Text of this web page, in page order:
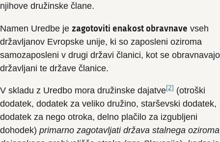
njihove družinske člane.
Namen Uredbe je zagotoviti enakost obravnave vseh
državljanov Evropske unije, ki so zaposleni oziroma
samozaposleni v drugi državi članici, kot se obravnavajo
državljani te države članice.
V skladu z Uredbo mora družinske dajatve[2] (otroški
dodatek, dodatek za veliko družino, starševski dodatek,
dodatek za nego otroka, delno plačilo za izgubljeni
dohodek) primarno zagotavljati država stalnega oziroma